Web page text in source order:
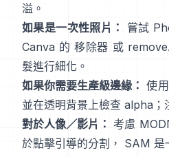
溢 。
如果是一次性照片：
嘗試
Canva 的 移除器 或
髮進行細化。
如果你需要生產級邊緣： 使
並在透明背景上檢查 alpha；
對於人像／影片： 考慮
於點擊引導的分割， SAM 是